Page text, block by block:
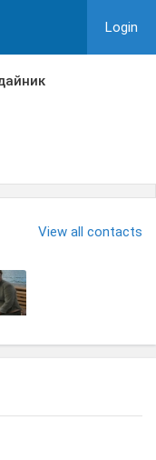
Login
View all contacts